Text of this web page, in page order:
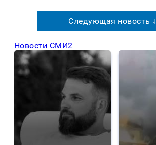
Следующая новость ↓
Новости СМИ2